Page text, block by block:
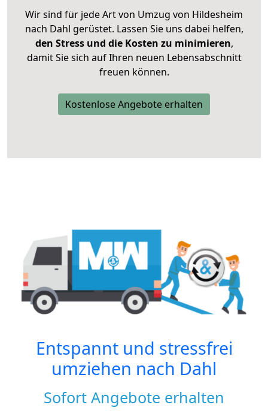
Wir sind für jede Art von Umzug von Hildesheim
nach Dahl gerüstet. Lassen Sie uns dabei helfen,
den Stress und die Kosten zu minimieren,
damit Sie sich auf Ihren neuen Lebensabschnitt
freuen können.
Kostenlose Angebote erhalten
Entspannt und stressfrei
umziehen nach Dahl
Sofort Angebote erhalten